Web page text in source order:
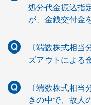
処分代金振込指
が、金銭交付金
〔端数株式相当
ズアウトによる
〔端数株式相当
きの中で、故人